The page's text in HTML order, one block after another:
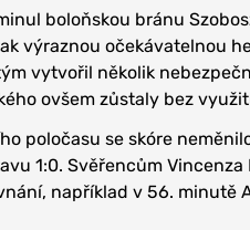
boloňskou bránu
výraznou očekávatelnou
vytvořil několik
ovšem zůstaly bez
poločasu se skóre
1:0. Svěřencům
například v 56. minutě